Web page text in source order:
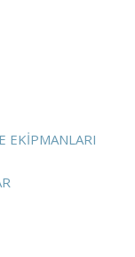
EKIPMANLARI